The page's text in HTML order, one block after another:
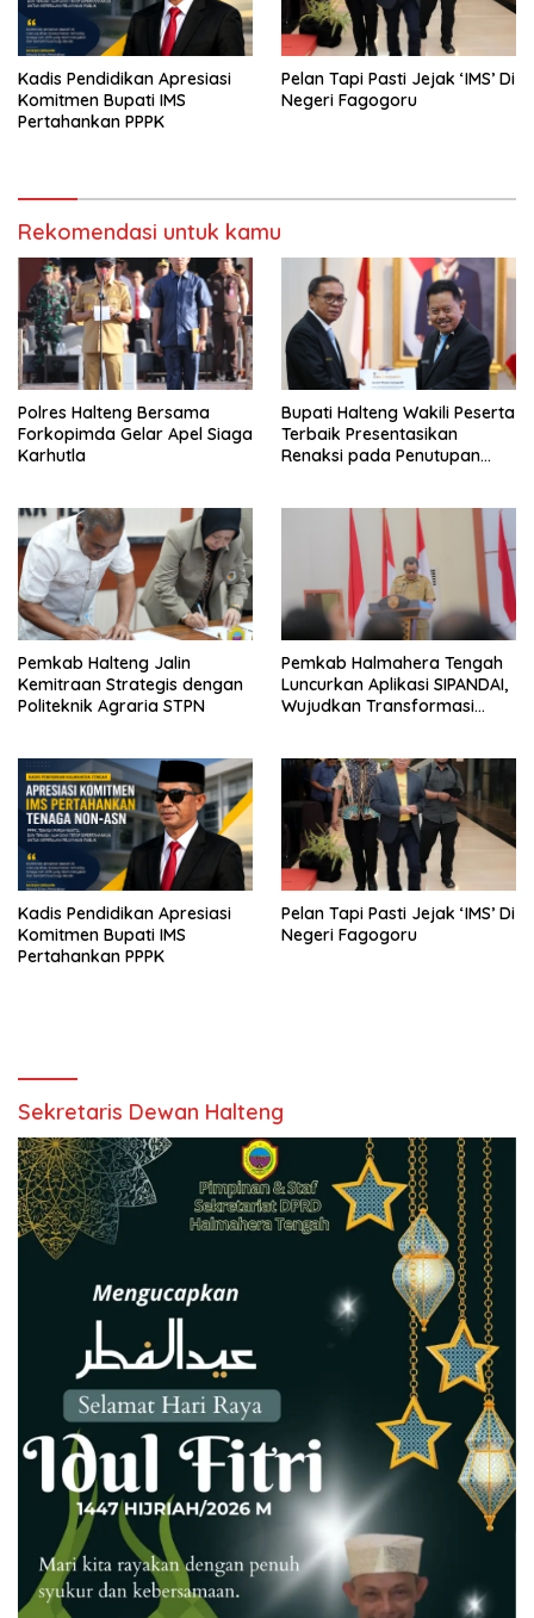
Kadis Pendidikan Apresiasi
Komitmen Bupati IMS
Pertahankan PPPK
Pelan Tapi Pasti Jejak ‘IMS’ Di
Negeri Fagogoru
Rekomendasi untuk kamu
Polres Halteng Bersama
Forkopimda Gelar Apel Siaga
Karhutla
Bupati Halteng Wakili Peserta
Terbaik Presentasikan
Renaksi pada Penutupan
Pemkab Halteng Jalin
Kemitraan Strategis dengan
Politeknik Agraria STPN
Pemkab Halmahera Tengah
Luncurkan Aplikasi SIPANDAI,
Wujudkan Transformasi
Kadis Pendidikan Apresiasi
Komitmen Bupati IMS
Pertahankan PPPK
Pelan Tapi Pasti Jejak ‘IMS’ Di
Negeri Fagogoru
Sekretaris Dewan Halteng